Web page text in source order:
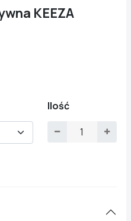
KEEZA
Ilość